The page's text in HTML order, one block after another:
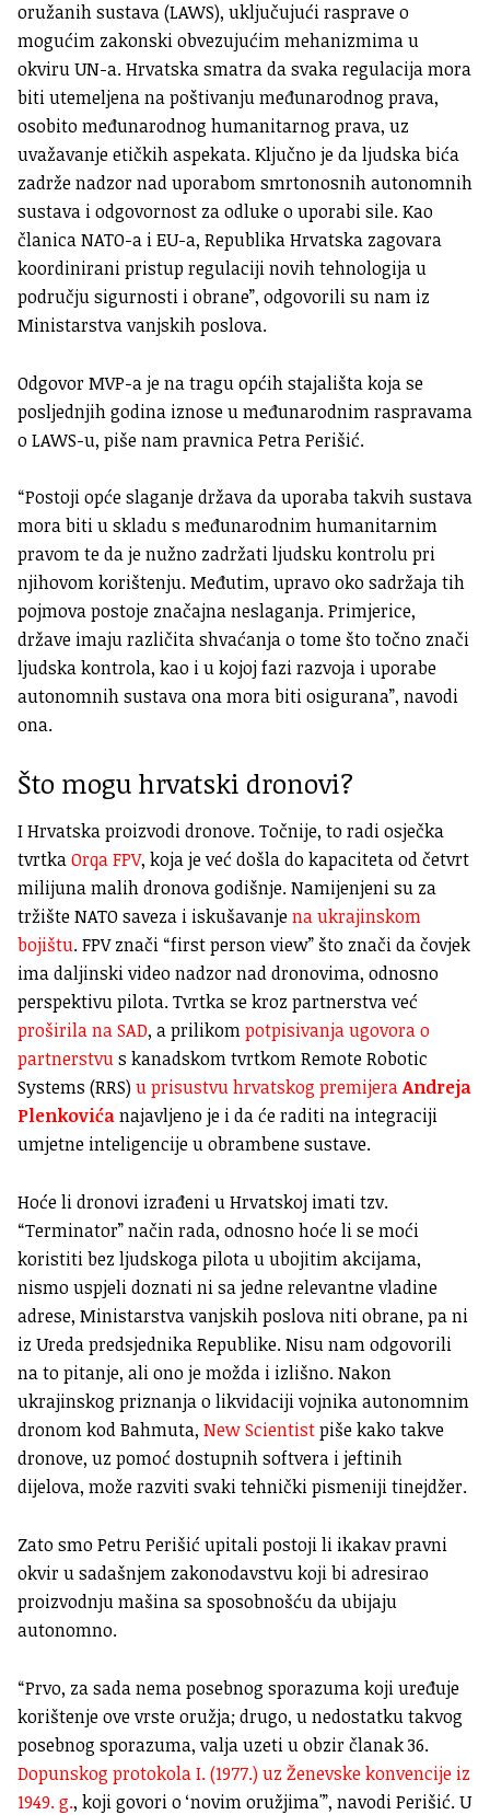
oružanih sustava (LAWS), uključujući rasprave o
mogućim zakonski obvezujućim mehanizmima u
okviru UN-a. Hrvatska smatra da svaka regulacija mora
biti utemeljena na poštivanju međunarodnog prava,
osobito međunarodnog humanitarnog prava, uz
uvažavanje etičkih aspekata. Ključno je da ljudska bića
zadrže nadzor nad uporabom smrtonosnih autonomnih
sustava i odgovornost za odluke o uporabi sile. Kao
članica NATO-a i EU-a, Republika Hrvatska zagovara
koordinirani pristup regulaciji novih tehnologija u
području sigurnosti i obrane”, odgovorili su nam iz
Ministarstva vanjskih poslova.
Odgovor MVP-a je na tragu općih stajališta koja se
posljednjih godina iznose u međunarodnim raspravama
o LAWS-u, piše nam pravnica Petra Perišić.
“Postoji opće slaganje država da uporaba takvih sustava
mora biti u skladu s međunarodnim humanitarnim
pravom te da je nužno zadržati ljudsku kontrolu pri
njihovom korištenju. Međutim, upravo oko sadržaja tih
pojmova postoje značajna neslaganja. Primjerice,
države imaju različita shvaćanja o tome što točno znači
ljudska kontrola, kao i u kojoj fazi razvoja i uporabe
autonomnih sustava ona mora biti osigurana”, navodi
ona.
Što mogu hrvatski dronovi?
I Hrvatska proizvodi dronove. Točnije, to radi osječka
tvrtkaOrqa FPV, koja je već došla do kapaciteta od četvrt
milijuna malih dronova godišnje. Namijenjeni su za
tržište NATO saveza i iskušavanjena ukrajinskom
bojištu. FPV znači “first person view” što znači da čovjek
ima daljinski video nadzor nad dronovima, odnosno
perspektivu pilota. Tvrtka se kroz partnerstva već
proširila na SAD, a prilikompotpisivanja ugovora o
partnerstvus kanadskom tvrtkom Remote Robotic
Systems (RRS) u prisustvu hrvatskog premijeraAndreja
Plenkovićanajavljeno je i da će raditi na integraciji
umjetne inteligencije u obrambene sustave.
Hoće li dronovi izrađeni u Hrvatskoj imati tzv.
“Terminator” način rada, odnosno hoće li se moći
koristiti bez ljudskoga pilota u ubojitim akcijama,
nismo uspjeli doznati ni sa jedne relevantne vladine
adrese, Ministarstva vanjskih poslova niti obrane, pa ni
iz Ureda predsjednika Republike. Nisu nam odgovorili
na to pitanje, ali ono je možda i izlišno. Nakon
ukrajinskog priznanja o likvidaciji vojnika autonomnim
dronom kod Bahmuta, New Scientistpiše kako takve
dronove, uz pomoć dostupnih softvera i jeftinih
dijelova, može razviti svaki tehnički pismeniji tinejdžer.
Zato smo Petru Perišić upitali postoji li ikakav pravni
okvir u sadašnjem zakonodavstvu koji bi adresirao
proizvodnju mašina sa sposobnošću da ubijaju
autonomno.
“Prvo, za sada nema posebnog sporazuma koji uređuje
korištenje ove vrste oružja; drugo, u nedostatku takvog
posebnog sporazuma, valja uzeti u obzir članak 36.
Dopunskog protokola I. (1977.) uz Ženevske konvencije iz
1949. g., koji govori o ‘novim oružjima'”, navodi Perišić. U